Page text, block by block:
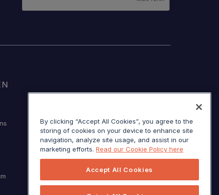
Nutzungsbedingungen
Your privacy options
By clicking “Accept All Cookies”, you agree to the
storing of cookies on your device to enhance site
navigation, analyze site usage, and assist in our
marketing efforts. Read our Cookie Policy here
Accept All Cookies